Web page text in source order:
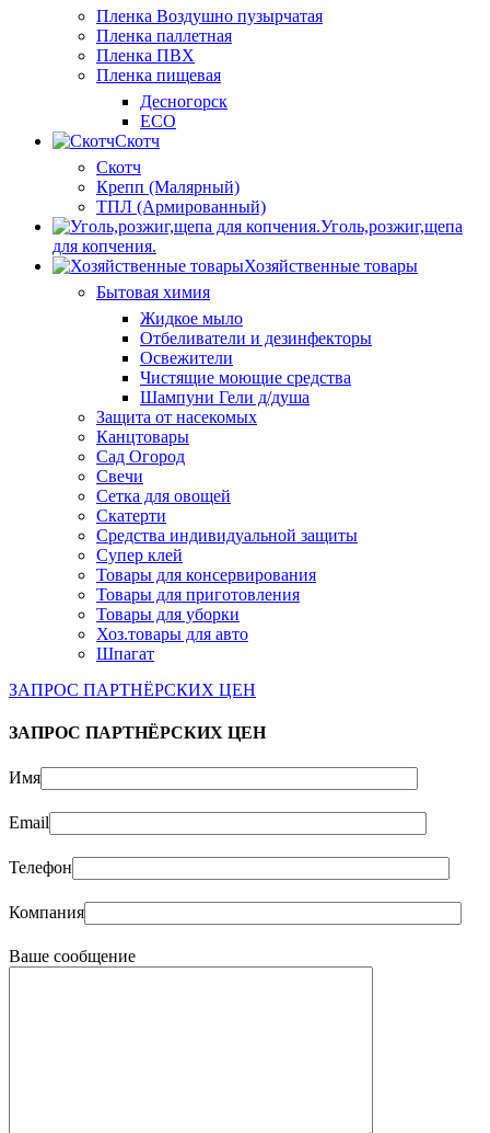
Пленка Воздушно пузырчатая
Пленка паллетная
Пленка ПВХ
Пленка пищевая
Десногорск
ECO
Скотч
Скотч
Крепп (Малярный)
ТПЛ (Армированный)
Уголь,розжиг,щепа
для копчения.
Хозяйственные товары
Бытовая химия
Жидкое мыло
Отбеливатели и дезинфекторы
Освежители
Чистящие моющие средства
Шампуни Гели д/душа
Защита от насекомых
Канцтовары
Сад Огород
Свечи
Сетка для овощей
Скатерти
Средства индивидуальной защиты
Супер клей
Товары для консервирования
Товары для приготовления
Товары для уборки
Хоз.товары для авто
Шпагат
ЗАПРОС ПАРТНЁРСКИХ ЦЕН
ЗАПРОС ПАРТНЁРСКИХ ЦЕН
Имя
Email
Телефон
Компания
Ваше сообщение